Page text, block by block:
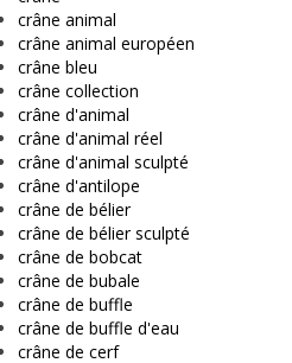
crâne animal
crâne animal européen
crâne bleu
crâne collection
crâne d'animal
crâne d'animal réel
crâne d'animal sculpté
crâne d'antilope
crâne de bélier
crâne de bélier sculpté
crâne de bobcat
crâne de bubale
crâne de buffle
crâne de buffle d'eau
crâne de cerf